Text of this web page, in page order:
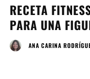
RECETA
PARA UNA
ANA CARINA